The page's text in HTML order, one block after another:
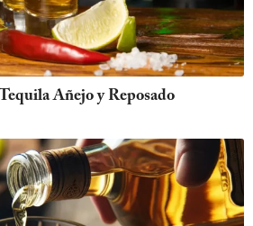
Añejo y Reposado